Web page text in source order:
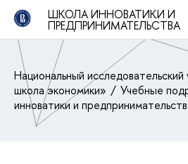
ШКОЛА ИННОВАТИКИ И
ПРЕДПРИНИМАТЕЛЬСТВА
Национальный
школа экономики»
Учебные
инноватики и